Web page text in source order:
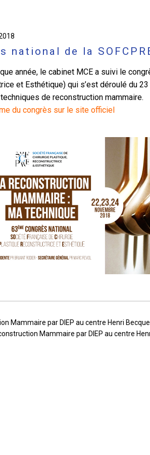
national de la
année, le cabinet MCE a suivi le
et Esthétique) qui s’est déroulé du
de reconstruction mammaire.
du congrès sur le site officiel
Mammaire par DIEP au centre Henri
Mammaire par DIEP au centre